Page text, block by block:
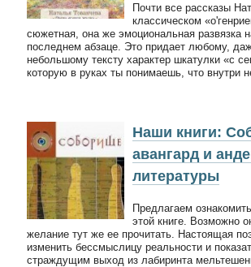
Почти все рассказы
классическом
сюжетная, она же эмоциональная развязка
последнем абзаце. Это придает любому,
небольшому тексту характер шкатулки «с
которую в руках ты понимаешь, что внутри
Наши книги:
авангард и
литературы
Предлагаем
этой книге. Возможно
желание тут же ее прочитать. Настоящая
изменить бессмыслицу реальности и
страждущим выход из лабиринта